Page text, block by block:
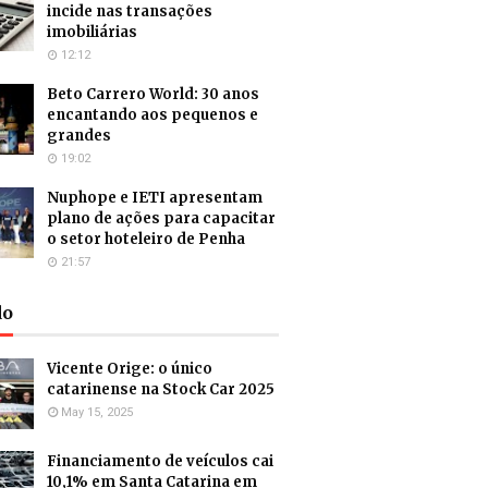
incide nas transações
imobiliárias
12:12
Beto Carrero World: 30 anos
encantando aos pequenos e
grandes
19:02
Nuphope e IETI apresentam
plano de ações para capacitar
o setor hoteleiro de Penha
21:57
Vicente Orige: o único
catarinense na Stock Car 2025
May 15, 2025
Financiamento de veículos cai
10,1% em Santa Catarina em